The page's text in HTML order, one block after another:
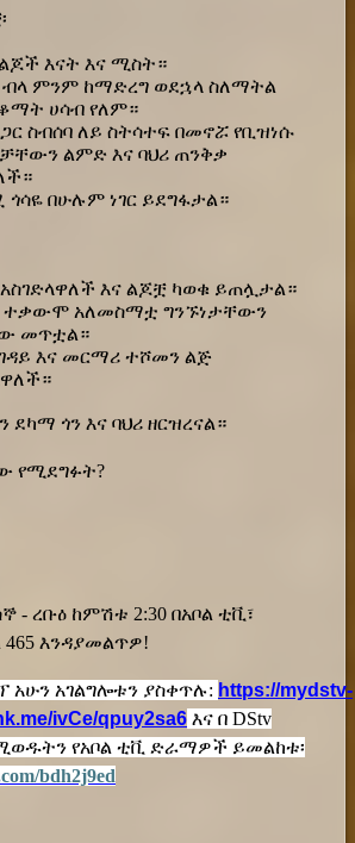
እናት እና ሚስት።
ምንም ከማድረግ ወደኋላ ስለማትል
ሀሳብ የለም።
ስብሰባ ለይ ስትሳተፍ በመኖሯ የቢዝነሱ
ልምድ እና ባህሪ ጠንቅቃ
በሁሉም ነገር ይደግፋታል።
እና ልጆቿ ካወቁ ይጠሏታል።
ተቃውሞ አለመስማቷ ግንኙነታቸውን
መጥቷል።
እና መርማሪ ተሾመን ልጅ
ደካማ ጎን እና ባህሪ ዘርዝረናል።
የሚደግፉት?
- ረቡዕ ከምሽቱ 2:30 በአቦል ቲቪ፣
እንዳያመልጥዎ!
አሁን አገልግሎቱን ያስቀጥሉ: https://mydstv-
ivCe/qpuy2sa6 እና በ DStv
የሚወዱትን የአቦል ቲቪ ድራማዎች ይመልከቱ፡
bdh2j9ed